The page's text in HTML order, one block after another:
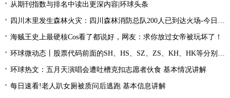
从期刊指数与排名中读出更深内容|环球头条
四川木里发生森林火灾：四川森林消防总队200人已到达火场-今日关注
海贼王史上最硬核Cos看了都说好，网友：求你放过女帝被玩坏了！
环球微动态丨股票代码前面的SH、HS、SZ、ZS、KH、HK等分别是什么意思？
环球热文：五月天演唱会遭吐槽克扣志愿者伙食 基本情况讲解
每日速看!老人趴女厕被质问后逃跑 基本信息讲解